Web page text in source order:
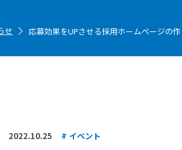
せ 応募効果をUPさせる採用ホームページの
2022.10.25 イベント